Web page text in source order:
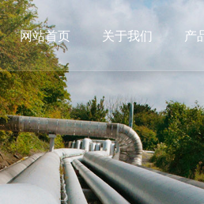
网站首页 关于我们 产